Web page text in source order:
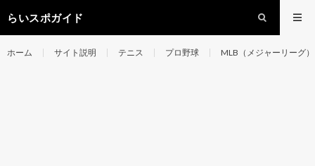
らいスポガイド
ホーム サイト説明 テニス プロ野球 MLB（メジャーリーグ）